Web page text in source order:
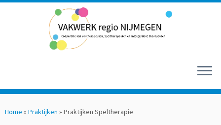
naarHome » Praktijken » Praktijken Speltherapie